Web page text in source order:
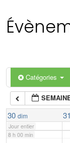
Catégories
30 dim 31
Jour entier
6 h 00 min
7 h 00 min
8 h 00 min